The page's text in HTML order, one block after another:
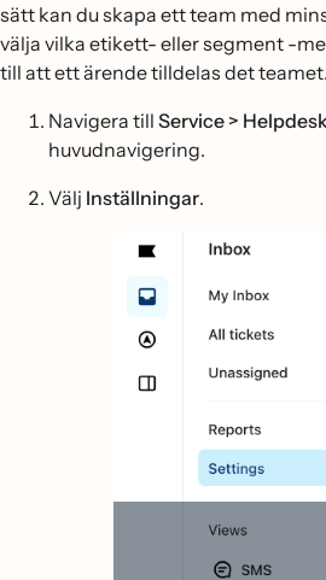
sätt kan du skapa ett team med
välja vilka etikett- eller segment -
till att ett ärende tilldelas det teamet.
Navigera till Service >
huvudnavigering.
Välj Inställningar.